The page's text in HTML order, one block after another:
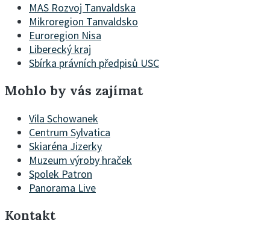
MAS Rozvoj Tanvaldska
Mikroregion Tanvaldsko
Euroregion Nisa
Liberecký kraj
Sbírka právních předpisů USC
Mohlo by vás zajímat
Vila Schowanek
Centrum Sylvatica
Skiaréna Jizerky
Muzeum výroby hraček
Spolek Patron
Panorama Live
Kontakt